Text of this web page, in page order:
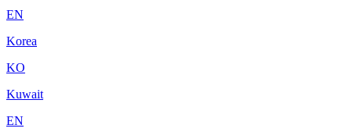
EN
Korea
KO
Kuwait
EN